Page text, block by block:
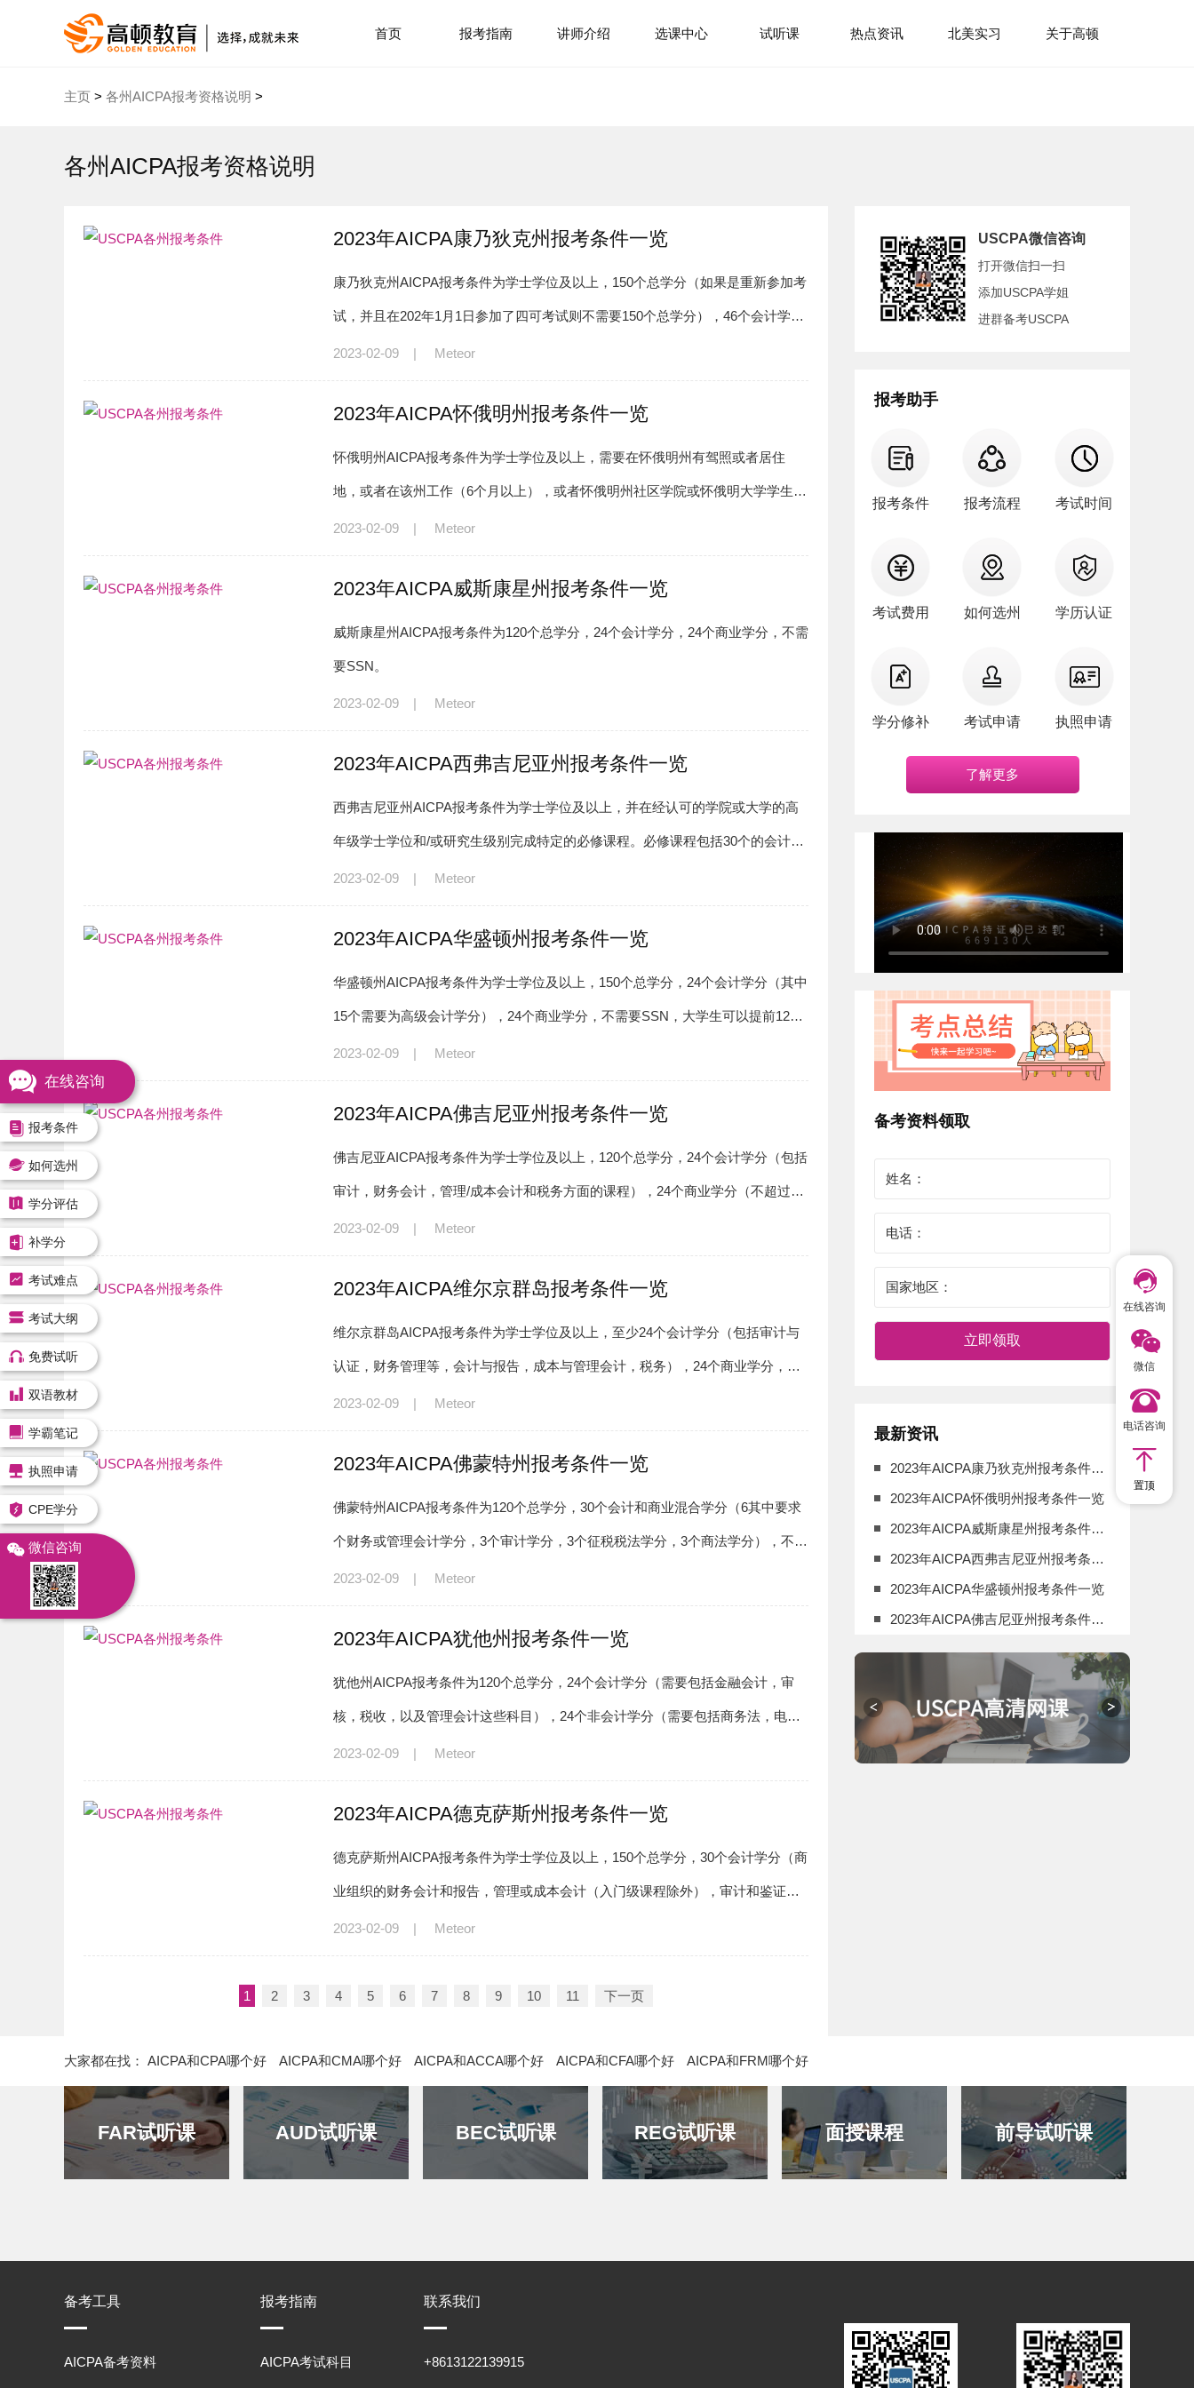
首页 报考指南 讲师介绍 选课中心 试听课 热点资讯 北美实习 关于高顿
主页 > 各州AICPA报考资格说明 >
各州AICPA报考资格说明
2023年AICPA康乃狄克州报考条件一览
康乃狄克州AICPA报考条件为学士学位及以上，150个总学分（如果是重新参加考
试，并且在202年1月1日参加了四可考试则不需要150个总学分），46个会计学
分，不需要SSN。
2023-02-09 | Meteor
2023年AICPA怀俄明州报考条件一览
怀俄明州AICPA报考条件为学士学位及以上，需要在怀俄明州有驾照或者居住
地，或者在该州工作（6个月以上），或者怀俄明州社区学院或怀俄明大学学生，
同时拥有24个会计学分，24个商业学分。
2023-02-09 | Meteor
2023年AICPA威斯康星州报考条件一览
威斯康星州AICPA报考条件为120个总学分，24个会计学分，24个商业学分，不需
要SSN。
2023-02-09 | Meteor
2023年AICPA西弗吉尼亚州报考条件一览
西弗吉尼亚州AICPA报考条件为学士学位及以上，并在经认可的学院或大学的高
年级学士学位和/或研究生级别完成特定的必修课程。必修课程包括30个的会计学
（不包括会计原理），3个的伦理学，3个
2023-02-09 | Meteor
2023年AICPA华盛顿州报考条件一览
华盛顿州AICPA报考条件为学士学位及以上，150个总学分，24个会计学分（其中
15个需要为高级会计学分），24个商业学分，不需要SSN，大学生可以提前120
天申请参加AICPA考试。
2023-02-09 | Meteor
2023年AICPA佛吉尼亚州报考条件一览
佛吉尼亚AICPA报考条件为学士学位及以上，120个总学分，24个会计学分（包括
审计，财务会计，管理/成本会计和税务方面的课程），24个商业学分（不超过六
个学期的高级会计课程），不需要SSN。
2023-02-09 | Meteor
2023年AICPA维尔京群岛报考条件一览
维尔京群岛AICPA报考条件为学士学位及以上，至少24个会计学分（包括审计与
认证，财务管理等，会计与报告，成本与管理会计，税务），24个商业学分，需
要SSN。
2023-02-09 | Meteor
2023年AICPA佛蒙特州报考条件一览
佛蒙特州AICPA报考条件为120个总学分，30个会计和商业混合学分（6其中要求
个财务或管理会计学分，3个审计学分，3个征税税法学分，3个商法学分），不需
要SSN，大学生可以提前120天申请参加AICPA考
2023-02-09 | Meteor
2023年AICPA犹他州报考条件一览
犹他州AICPA报考条件为120个总学分，24个会计学分（需要包括金融会计，审
核，税收，以及管理会计这些科目），24个非会计学分（需要包括商务法，电
脑，经济学，商业道德，金融，商业统计和定
2023-02-09 | Meteor
2023年AICPA德克萨斯州报考条件一览
德克萨斯州AICPA报考条件为学士学位及以上，150个总学分，30个会计学分（商
业组织的财务会计和报告，管理或成本会计（入门级课程除外），审计和鉴证服
务，内部会计控制和风险评估，财务报表
2023-02-09 | Meteor
1 2 3 4 5 6 7 8 9 10 11 下一页
USCPA微信咨询
打开微信扫一扫
添加USCPA学姐
进群备考USCPA
报考助手
报考条件 报考流程 考试时间
考试费用 如何选州 学历认证
学分修补 考试申请 执照申请
了解更多
备考资料领取
立即领取
最新资讯
2023年AICPA康乃狄克州报考条件一览
2023年AICPA怀俄明州报考条件一览
2023年AICPA威斯康星州报考条件一览
2023年AICPA西弗吉尼亚州报考条件一览
2023年AICPA华盛顿州报考条件一览
2023年AICPA佛吉尼亚州报考条件一览
大家都在找： AICPA和CPA哪个好 AICPA和CMA哪个好 AICPA和ACCA哪个好 AICPA和CFA哪个好 AICPA和FRM哪个好
FAR试听课 AUD试听课 BEC试听课 REG试听课 面授课程 前导试听课
备考工具
AICPA备考资料
报考指南
AICPA考试科目
联系我们
+8613122139915
在线咨询
报考条件
如何选州
学分评估
补学分
考试难点
考试大纲
免费试听
双语教材
学霸笔记
执照申请
CPE学分
微信咨询
在线咨询
微信
电话咨询
置顶